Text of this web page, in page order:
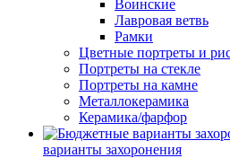
Воинские
Лавровая ветвь
Рамки
Цветные портреты и
Портреты на стекле
Портреты на камне
Металлокерамика
Керамика/фарфор
варианты захоронения